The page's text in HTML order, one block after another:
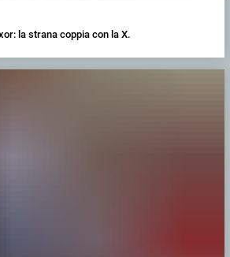
la strana coppia con la X.